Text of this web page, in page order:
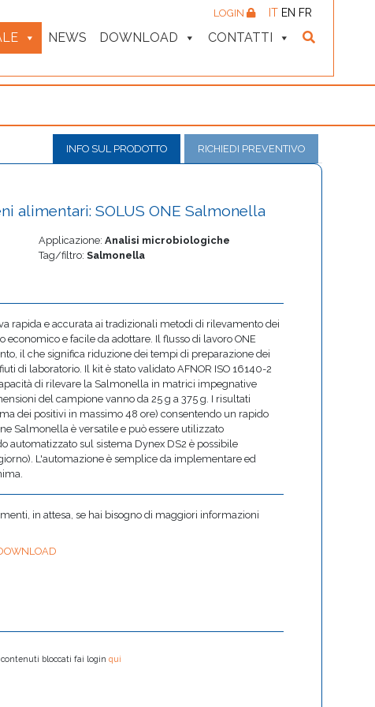
NEWS DOWNLOAD CONTATTI
LOGIN IT EN FR
INFO SUL PRODOTTO RICHIEDI PREVENTIVO
alimentari: SOLUS ONE Salmonella
Applicazione: Analisi microbiologiche
Tag/filtro: Salmonella
rapida e accurata ai tradizionali metodi di rilevamento dei
e facile da adottare. Il flusso di lavoro ONE
il che significa riduzione dei tempi di preparazione dei
di laboratorio. Il kit è stato validato AFNOR ISO 16140-2
di rilevare la Salmonella in matrici impegnative
del campione vanno da 25 g a 375 g. I risultati
dei positivi in massimo 48 ore) consentendo un rapido
Salmonella è versatile e può essere utilizzato
automatizzato sul sistema Dynex DS2 è possibile
L'automazione è semplice da implementare ed
in attesa, se hai bisogno di maggiori informazioni
contenuti bloccati fai loginqui